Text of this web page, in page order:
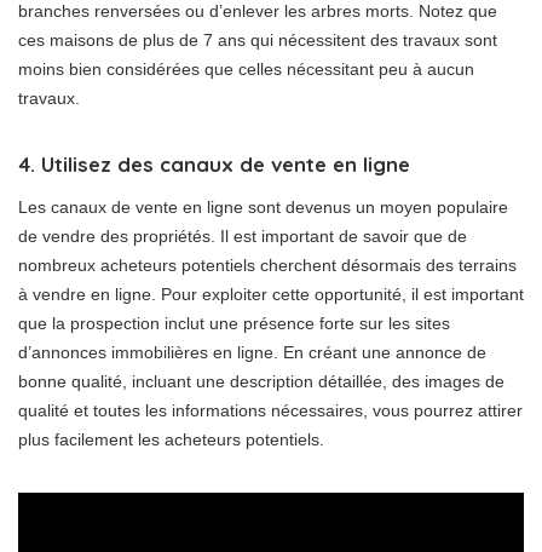
branches renversées ou d’enlever les arbres morts. Notez que
ces maisons de plus de 7 ans qui nécessitent des travaux sont
moins bien considérées que celles nécessitant peu à aucun
travaux.
4. Utilisez des canaux de vente en ligne
Les canaux de vente en ligne sont devenus un moyen populaire
de vendre des propriétés. Il est important de savoir que de
nombreux acheteurs potentiels cherchent désormais des terrains
à vendre en ligne. Pour exploiter cette opportunité, il est important
que la prospection inclut une présence forte sur les sites
d’annonces immobilières en ligne. En créant une annonce de
bonne qualité, incluant une description détaillée, des images de
qualité et toutes les informations nécessaires, vous pourrez attirer
plus facilement les acheteurs potentiels.